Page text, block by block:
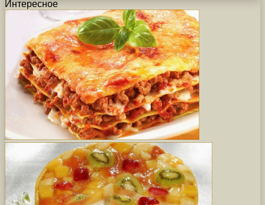
Интересное